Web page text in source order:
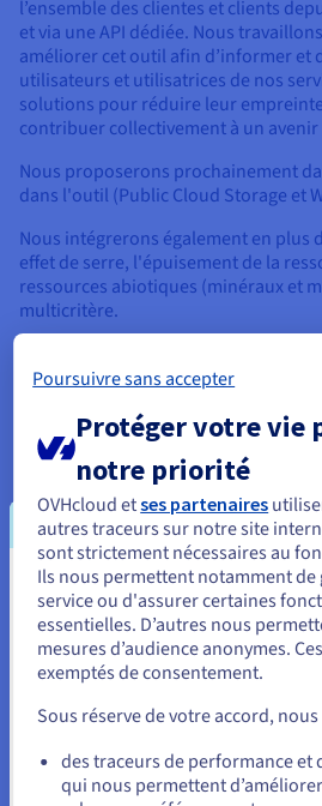
l’ensemble des clientes et clients
et via une API dédiée. Nous
améliorer cet outil afin d’informer et
utilisateurs et utilisatrices de nos
solutions pour réduire leur
contribuer collectivement à un
Nous proposerons prochainement
dans l'outil (Public Cloud Storage et
Nous intégrerons également en plus
effet de serre, l'épuisement de la
ressources abiotiques (minéraux et
multicritère.
complet du marché, comme
Découvrez l'impact
environnemental
Vous semblez être
Unis.
Pour commander, rendez-vous sur le
Allez sur le site États-Unis
us.ovhcloud.com/
Anglais
Poursuivre sans accepter
Protéger votre vie
notre priorité
OVHcloud etses partenaires
autres traceurs sur notre site
sont strictement nécessaires au
Ils nous permettent notamment
service ou d'assurer certaines
essentielles. D’autres nous
mesures d’audience anonymes.
exemptés de consentement.
Sous réserve de votre accord,
des traceurs de performance et
qui nous permettent